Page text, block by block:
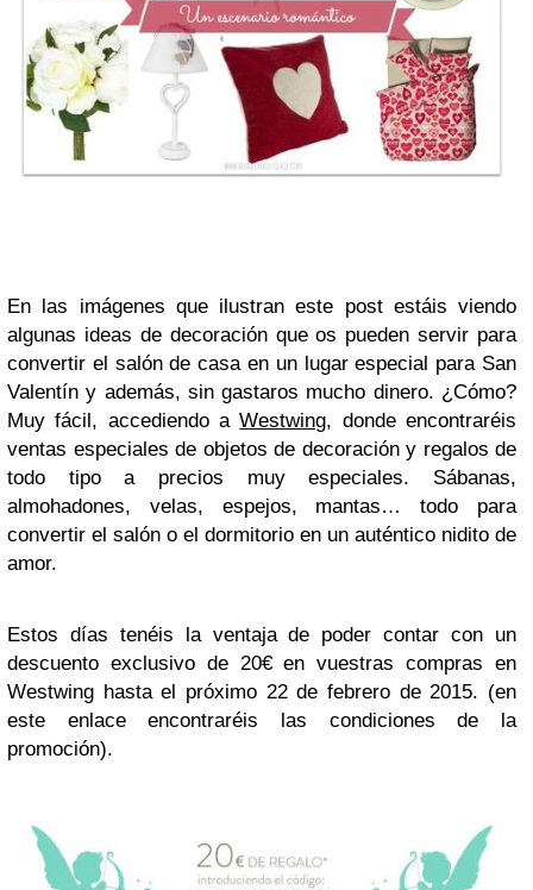
En las imágenes que ilustran este post estáis viendo
algunas ideas de decoración que os pueden servir para
convertir el salón de casa en un lugar especial para San
Valentín y además, sin gastaros mucho dinero. ¿Cómo?
Muy fácil, accediendo aWestwing, donde encontraréis
ventas especiales de objetos de decoración y regalos de
todo tipo a precios muy especiales. Sábanas,
almohadones, velas, espejos, mantas… todo para
convertir el salón o el dormitorio en un auténtico nidito de
amor.
Estos días tenéis la ventaja de poder contar con un
descuento exclusivo de 20€ en vuestras compras en
Westwing hasta el próximo 22 de febrero de 2015. (en
este enlace encontraréis las condiciones de la
promoción).